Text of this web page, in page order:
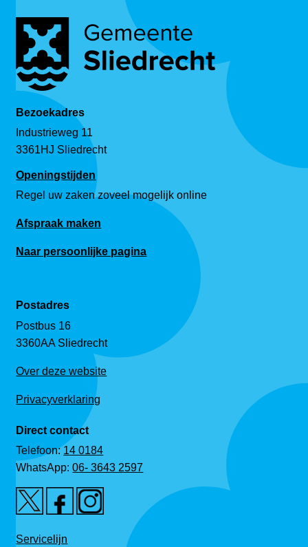
Bezoekadres
Industrieweg 11
3361HJ Sliedrecht
Openingstijden
Regel uw zaken zoveel mogelijk online
Afspraak maken
Naar persoonlijke pagina
Postadres
Postbus 16
3360AA Sliedrecht
Over deze website
Privacyverklaring
Direct contact
Telefoon:14 0184
WhatsApp:06- 3643 2597
Servicelijn